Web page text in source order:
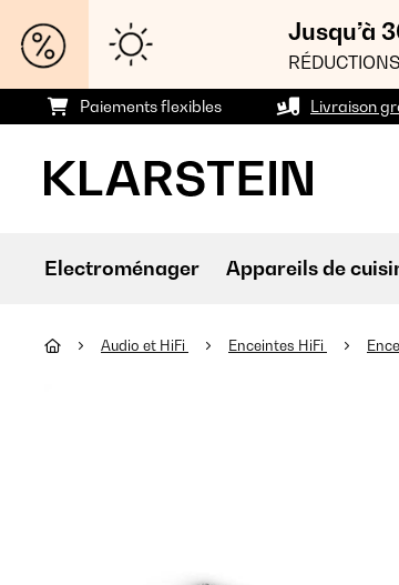
Jusqu’à
Paiements flexibles Livraison
Electroménager Appareils de
Audio et HiFi Enceintes HiFi